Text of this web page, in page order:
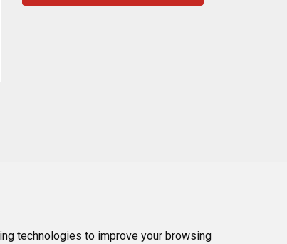
technologies to improve your browsing